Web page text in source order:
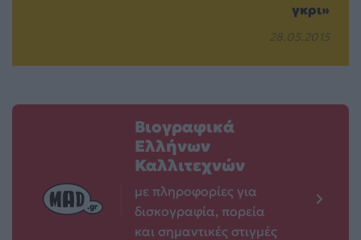
γκρι»
28.05.2015
Βιογραφικά
Ελλήνων
Καλλιτεχνών
με πληροφορίες για
δισκογραφία, πορεία
και σημαντικές στιγμές